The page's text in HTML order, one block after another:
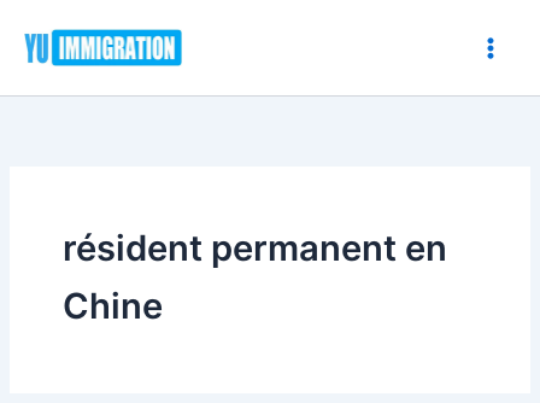
contenu
résident permanent en
Chine